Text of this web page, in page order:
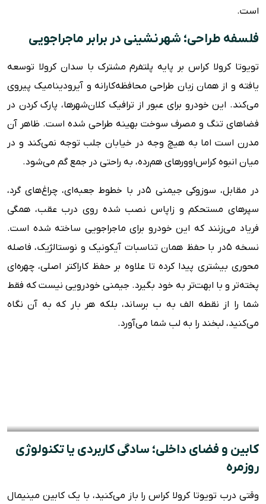
است.
فلسفه طراحی؛ شهرنشینی در برابر ماجراجویی
تویوتا کرولا کراس بر پایه پلتفرم مشترک با سدان کرولا توسعه
یافته و از همان زبان طراحی محافظه‌کارانه و آیرودینامیک پیروی
می‌کند. این خودرو برای عبور از ترافیک کلان‌شهرها، پارک کردن در
فضاهای تنگ و مصرف سوخت بهینه طراحی شده است. ظاهر آن
مدرن است اما به هیچ وجه در خیابان جلب توجه نمی‌کند و در
میان انبوه کراس‌اوورهای هم‌رده، به راحتی در جمع گم می‌شود.
در مقابل، سوزوکی جیمنی ۵در با خطوط جعبه‌ای، چراغ‌های گرد،
سپرهای مستحکم و زاپاس نصب شده روی درب عقب، همگی
فریاد می‌زنند که این خودرو برای ماجراجویی ساخته شده است.
نسخه ۵در با حفظ همان تناسبات آیکونیک و نوستالژیک، فاصله
محوری بیشتری پیدا کرده تا علاوه بر حفظ کاراکتر اصلی، چهره‌ای
پخته‌تر و با ابهت‌تر به خود بگیرد. جیمنی خودرویی نیست که فقط
شما را از نقطه الف به ب برساند، بلکه هر بار که به آن نگاه
می‌کنید، لبخند را به لب شما می‌آورد.
کابین و فضای داخلی؛ سادگی کاربردی یا تکنولوژی
روزمره
وقتی درب تویوتا کرولا کراس را باز می‌کنید، با یک کابین مینیمال